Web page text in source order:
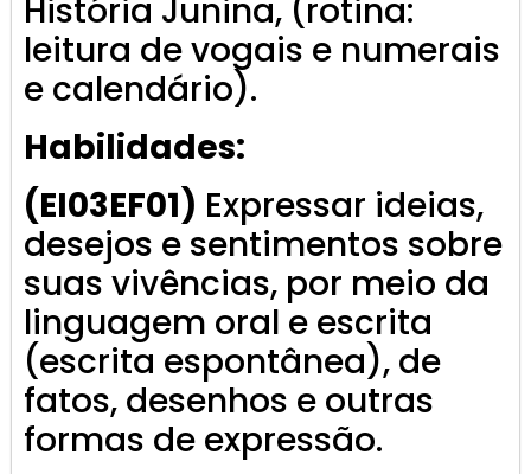
História Junina, (rotina:
leitura de vogais e numerais
e calendário).
Habilidades:
(EI03EF01) Expressar ideias,
desejos e sentimentos sobre
suas vivências, por meio da
linguagem oral e escrita
(escrita espontânea), de
fatos, desenhos e outras
formas de expressão.